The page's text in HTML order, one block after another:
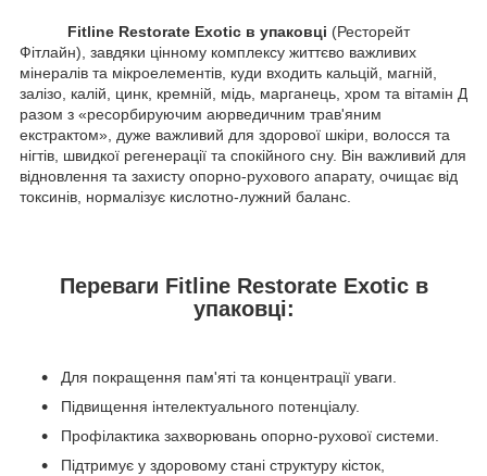
Fitline Restorate Exotic в упаковці (Ресторейт
Фітлайн), завдяки цінному комплексу життєво важливих
мінералів та мікроелементів, куди входить кальцій, магній,
залізо, калій, цинк, кремній, мідь, марганець, хром та вітамін Д
разом з «ресорбируючим аюрведичним трав'яним
екстрактом», дуже важливий для здорової шкіри, волосся та
нігтів, швидкої регенерації та спокійного сну. Він важливий для
відновлення та захисту опорно-рухового апарату, очищає від
токсинів, нормалізує кислотно-лужний баланс.
Переваги Fitline Restorate Exotic в
упаковці:
Для покращення пам'яті та концентрації уваги.
Підвищення інтелектуального потенціалу.
Профілактика захворювань опорно-рухової системи.
Підтримує у здоровому стані структуру кісток,